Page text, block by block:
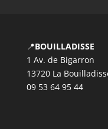
📍BOUILLADISSE
1 Av. de Bigarron
13720 La
09 53 64 95 44